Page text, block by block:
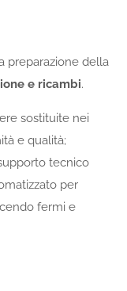
preparazione della
e ricambi.
sostituite nei
e qualità;
tecnico
per
fermi e